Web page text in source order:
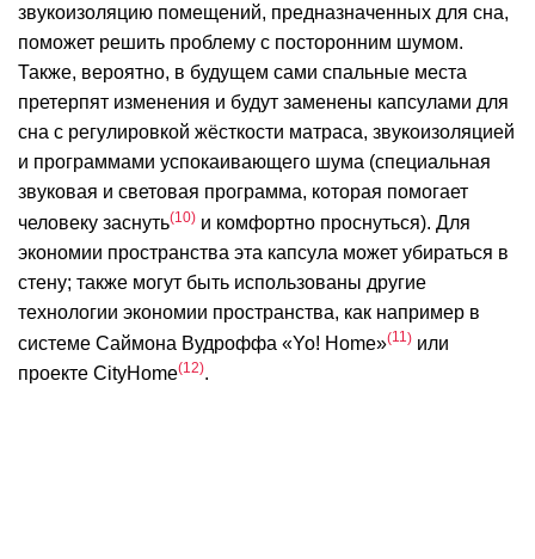
звукоизоляцию помещений, предназначенных для сна,
поможет решить проблему с посторонним шумом.
Также, вероятно, в будущем сами спальные места
претерпят изменения и будут заменены капсулами для
сна с регулировкой жёсткости матраса, звукоизоляцией
и программами успокаивающего шума (специальная
звуковая и световая программа, которая помогает
человеку заснуть 10
и комфортно проснуться). Для
экономии пространства эта капсула может убираться в
стену; также могут быть использованы другие
технологии экономии пространства, как например в
системе Саймона Вудроффа «Yo! Home» 11
или
проекте CityHome 12 .